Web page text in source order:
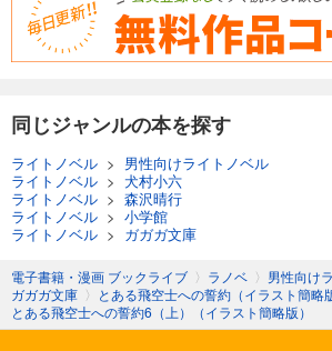
同じジャンルの本を探す
ライトノベル > 男性向けライトノベル
ライトノベル > 犬村小六
ライトノベル > 森沢晴行
ライトノベル > 小学館
ライトノベル > ガガガ文庫
電子書籍・漫画 ブックライブ 〉 ラノベ 〉 男性向け
ガガガ文庫 〉 とある飛空士への誓約（イラスト簡略
とある飛空士への誓約6（上）（イラスト簡略版）